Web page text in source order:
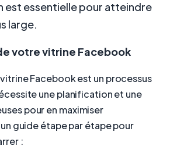
est essentielle pour atteindre
large.
votre vitrine Facebook
Facebook est un processus
une planification et une
pour en maximiser
guide étape par étape pour
: